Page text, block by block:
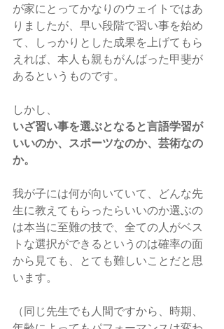
が家にとってかなりのウェイトではあ
りましたが、早い段階で習い事を始め
て、しっかりとした成果を上げてもら
えれば、本人も親もがんばった甲斐が
あるというものです。
しかし、
いざ習い事を選ぶとなると言語学習が
いいのか、スポーツなのか、芸術なの
か。
我が子には何が向いていて、どんな先
生に教えてもらったらいいのか選ぶの
は本当に至難の技で、全ての人がベス
トな選択ができるというのは確率の面
から見ても、とても難しいことだと思
います。
（同じ先生でも人間ですから、時期、